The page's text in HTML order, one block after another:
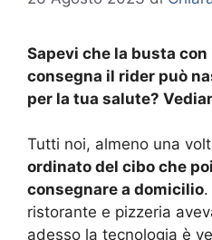
Sapevi che la busta
consegna il rider può
per la tua salute?
Tutti noi, almeno una
ordinato del cibo che
consegnare a domicilio
ristorante e pizzeria
adesso la tecnologia è